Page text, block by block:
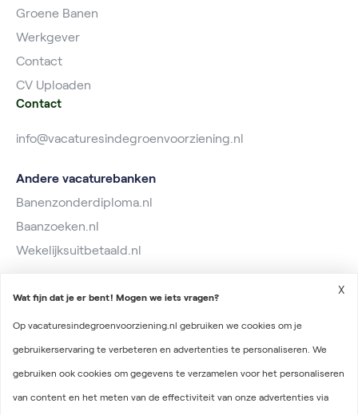
Groene Banen
Werkgever
Contact
CV Uploaden
Contact
info@vacaturesindegroenvoorziening.nl
Andere vacaturebanken
Banenzonderdiploma.nl
Baanzoeken.nl
Wekelijksuitbetaald.nl
Wat fijn dat je er bent! Mogen we iets vragen?
Op vacaturesindegroenvoorziening.nl gebruiken we cookies om je
gebruikerservaring te verbeteren en advertenties te personaliseren. We
gebruiken ook cookies om gegevens te verzamelen voor het personaliseren
van content en het meten van de effectiviteit van onze advertenties via
X